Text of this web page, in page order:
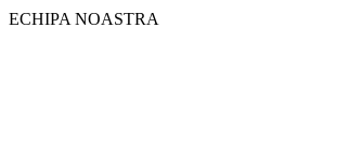
ECHIPA NOASTRA